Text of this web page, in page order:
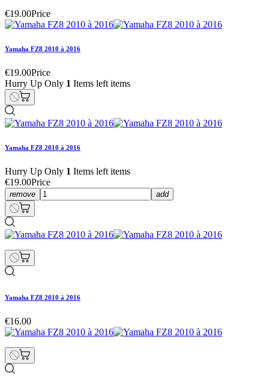
€19.00Price
Yamaha FZ8 2010 à 2016
€19.00Price
Hurry Up Only 1 Items left items
Yamaha FZ8 2010 à 2016
Hurry Up Only 1 Items left items
€19.00Price
remove add
Yamaha FZ8 2010 à 2016
€16.00